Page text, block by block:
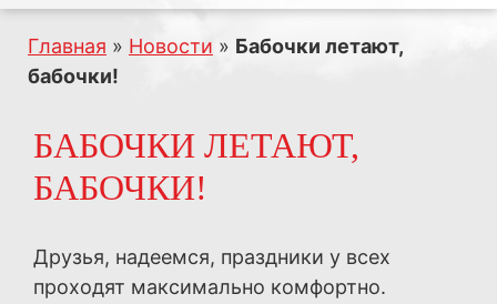
Главная » Новости » Бабочки летают,
бабочки!
БАБОЧКИ ЛЕТАЮТ,
БАБОЧКИ!
Друзья, надеемся, праздники у всех
проходят максимально комфортно.